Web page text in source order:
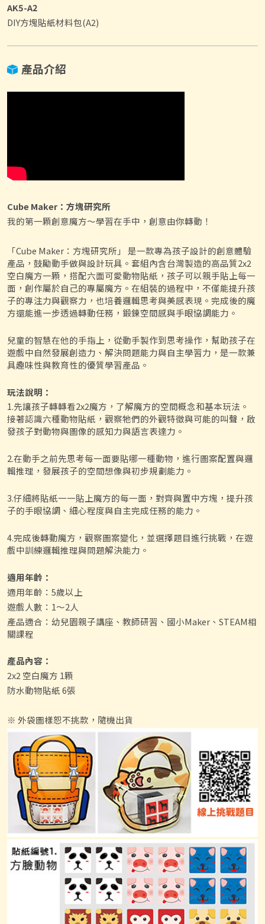
AK5-A2
DIY方塊貼紙材料包(A2)
產品介紹
Cube Maker：方塊研究所
我的第一顆創意魔方～學習在手中，創意由你轉動！
「Cube Maker：方塊研究所」 是一款專為孩子設計的創意體驗
產品，鼓勵動手做與設計玩具。套組內含台灣製造的高品質2x2
空白魔方一顆，搭配六面可愛動物貼紙，孩子可以親手貼上每一
面，創作屬於自己的專屬魔方。在組裝的過程中，不僅能提升孩
子的專注力與觀察力，也培養邏輯思考與美感表現。完成後的魔
方還能進一步透過轉動任務，鍛鍊空間感與手眼協調能力。
兒童的智慧在他的手指上，從動手製作到思考操作，幫助孩子在
遊戲中自然發展創造力、解決問題能力與自主學習力，是一款兼
具趣味性與教育性的優質學習產品。
玩法說明：
1.先讓孩子轉轉看2x2魔方，了解魔方的空間概念和基本玩法。
接著認識六種動物貼紙，觀察牠們的外觀特徵與可能的叫聲，啟
發孩子對動物與圖像的感知力與語言表達力。
2.在動手之前先思考每一面要貼哪一種動物，進行圖案配置與邏
輯推理，發展孩子的空間想像與初步規劃能力。
3.仔細將貼紙一一貼上魔方的每一面，對齊與置中方塊，提升孩
子的手眼協調、細心程度與自主完成任務的能力。
4.完成後轉動魔方，觀察圖案變化，並選擇題目進行挑戰，在遊
戲中訓練邏輯推理與問題解決能力。
適用年齡：
適用年齡：5歲以上
遊戲人數：1～2人
產品適合：幼兒園親子講座、教師研習、國小Maker、STEAM相
關課程
產品內容：
2x2 空白魔方 1顆
防水動物貼紙 6張
※ 外袋圖樣恕不挑款，隨機出貨